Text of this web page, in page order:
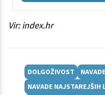
Vir: index.hr
DOLGOŽIVOST
NAVADE NAJSTAREJŠIH